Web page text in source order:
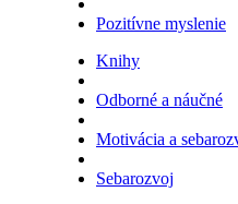
Pozitívne myslenie
Knihy
Odborné a náučné
Motivácia a
Sebarozvoj